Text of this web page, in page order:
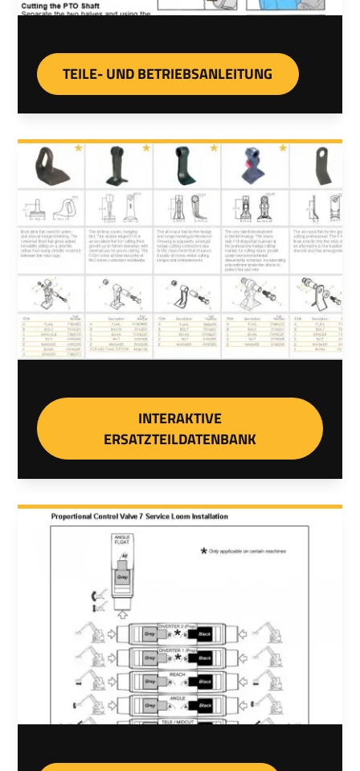
TEILE- UND BETRIEBSANLEITUNG
INTERAKTIVE
ERSATZTEILDATENBANK